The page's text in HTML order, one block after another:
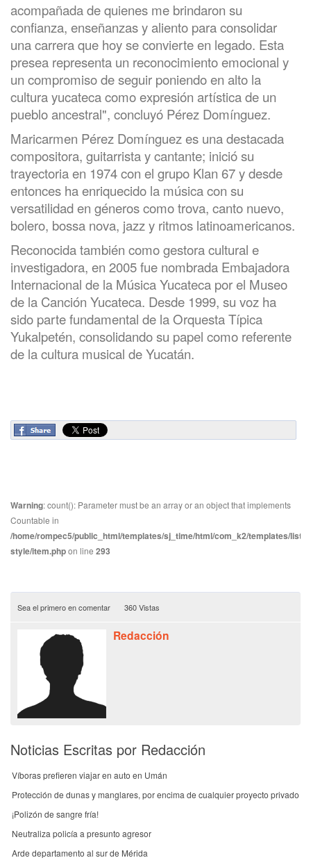
acompañada de quienes me brindaron su
confianza, enseñanzas y aliento para consolidar
una carrera que hoy se convierte en legado. Esta
presea representa un reconocimiento emocional y
un compromiso de seguir poniendo en alto la
cultura yucateca como expresión artística de un
pueblo ancestral", concluyó Pérez Domínguez.
Maricarmen Pérez Domínguez es una destacada
compositora, guitarrista y cantante; inició su
trayectoria en 1974 con el grupo Klan 67 y desde
entonces ha enriquecido la música con su
versatilidad en géneros como trova, canto nuevo,
bolero, bossa nova, jazz y ritmos latinoamericanos.
Reconocida también como gestora cultural e
investigadora, en 2005 fue nombrada Embajadora
Internacional de la Música Yucateca por el Museo
de la Canción Yucateca. Desde 1999, su voz ha
sido parte fundamental de la Orquesta Típica
Yukalpetén, consolidando su papel como referente
de la cultura musical de Yucatán.
Warning: count(): Parameter must be an array or an object that implements
Countable in
/home/rompec5/public_html/templates/sj_time/html/com_k2/templates/
style/item.phpon line 293
Sea el primero en comentar 360 Vistas
Redacción
Noticias Escritas por Redacción
Víboras prefieren viajar en auto en Umán
Protección de dunas y manglares, por encima de cualquier proyecto privado
¡Polizón de sangre fría!
Neutraliza policía a presunto agresor
Arde departamento al sur de Mérida